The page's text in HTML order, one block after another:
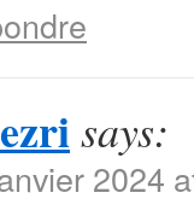
says:
2024